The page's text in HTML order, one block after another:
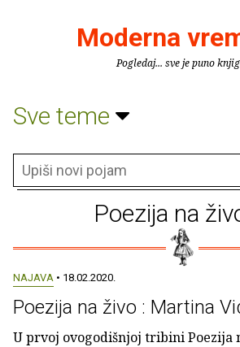
Moderna
Pogledaj... sve je puno
Sve teme
Poezija na
NAJAVA • 18.02.2020.
Poezija na živo : Martina
U prvoj ovogodišnjoj tribini Poezija